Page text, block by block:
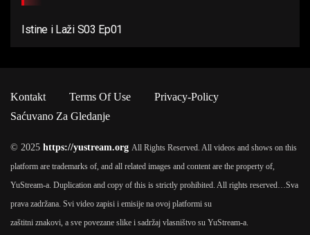
Istine i Laži S03 Ep01
Kontakt Terms Of Use
Privacy-Policy
Saćuvano Za Gledanje
© 2025 https://yustream.org All Rights Reserved. All videos and shows on this
platform are trademarks of, and all related images and content are the property of,
YuStream-a. Duplication and copy of this is strictly prohibited. All rights reserved…Sva
prava zadržana. Svi video zapisi i emisije na ovoj platformi su
zaštitni znakovi, a sve povezane slike i sadržaj vlasništvo su YuStream-a.